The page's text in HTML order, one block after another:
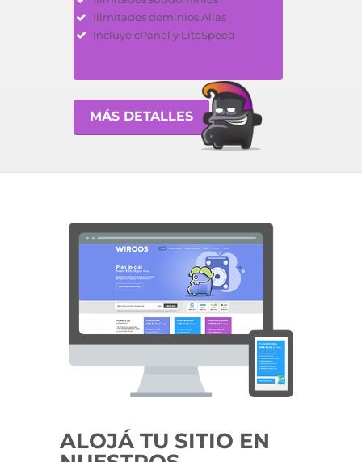
Ilimitados dominios Alias
Incluye cPanel y LiteSpeed
MÁS DETALLES
ALOJÁ TU SITIO EN